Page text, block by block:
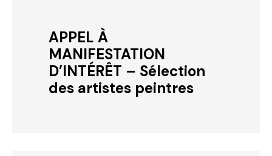
APPEL À
MANIFESTATION
D’INTÉRÊT – Sélection
des artistes peintres